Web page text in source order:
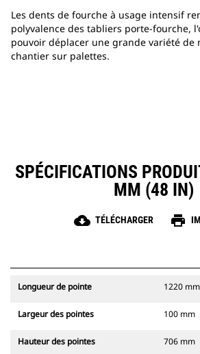
Les dents de fourche à usage intensif
polyvalence des tabliers porte-fourche,
pouvoir déplacer une grande variété de
chantier sur palettes.
SPÉCIFICATIONS
MM (48 IN)
cloud_download TÉLÉCHARGER print
Longueur de pointe 1220 mm
Largeur des pointes 100 mm
Hauteur des pointes 706 mm